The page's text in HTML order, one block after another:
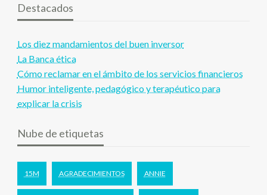
Destacados
Los diez mandamientos del buen inversor
La Banca ética
Cómo reclamar en el ámbito de los servicios financieros
Humor inteligente, pedagógico y terapéutico para
explicar la crisis
Nube de etiquetas
15M AGRADECIMIENTOS ANNIE